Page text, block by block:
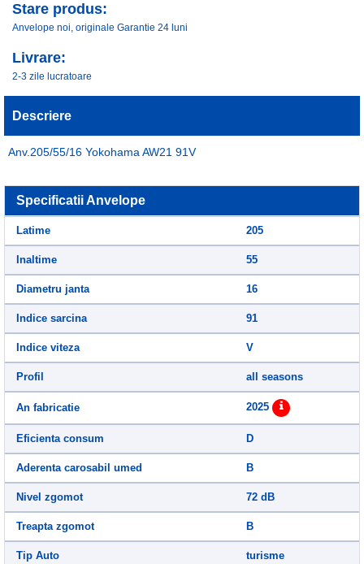
Stare produs:
Anvelope noi, originale Garantie 24 luni
Livrare:
2-3 zile lucratoare
Descriere
Anv.205/55/16 Yokohama AW21 91V
Specificatii Anvelope
Latime 205
Inaltime 55
Diametru janta 16
Indice sarcina 91
Indice viteza V
Profil all seasons
An fabricatie 2025
Eficienta consum D
Aderenta carosabil umed B
Nivel zgomot 72 dB
Treapta zgomot B
Tip Auto turisme